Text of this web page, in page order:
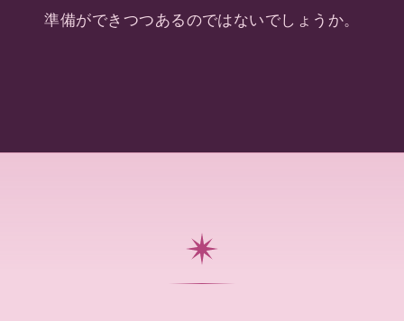
準備ができつつあるのではないでしょうか。